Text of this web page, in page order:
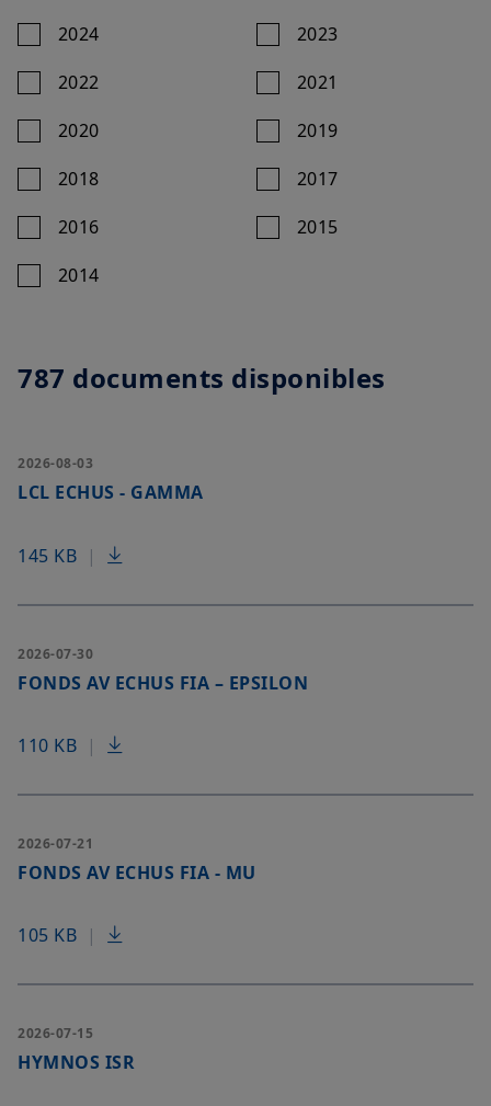
2024
2023
2022
2021
2020
2019
2018
2017
2016
2015
2014
787 documents disponibles
2026-08-03
LCL ECHUS - GAMMA
145 KB |
2026-07-30
FONDS AV ECHUS FIA – EPSILON
110 KB |
2026-07-21
FONDS AV ECHUS FIA - MU
105 KB |
2026-07-15
HYMNOS ISR